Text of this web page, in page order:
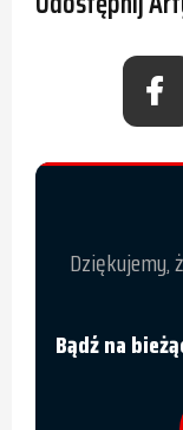
Dziękujemy,
Bądź na